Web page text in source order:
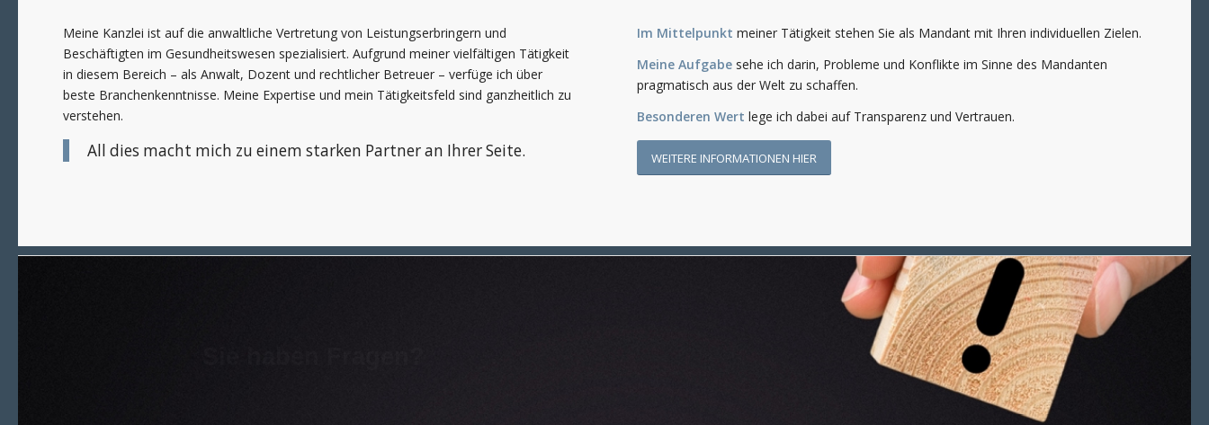
Meine Kanzlei ist auf die anwaltliche Vertretung von Leistungserbringern und
Beschäftigten im Gesundheitswesen spezialisiert. Aufgrund meiner vielfältigen Tätigkeit
in diesem Bereich – als Anwalt, Dozent und rechtlicher Betreuer – verfüge ich über
beste Branchenkenntnisse. Meine Expertise und mein Tätigkeitsfeld sind ganzheitlich zu
verstehen.
All dies macht mich zu einem starken Partner an Ihrer Seite.
Im Mittelpunkt meiner Tätigkeit stehen Sie als Mandant mit Ihren individuellen Zielen.
Meine Aufgabe sehe ich darin, Probleme und Konflikte im Sinne des Mandanten
pragmatisch aus der Welt zu schaffen.
Besonderen Wert lege ich dabei auf Transparenz und Vertrauen.
WEITERE INFORMATIONEN HIER